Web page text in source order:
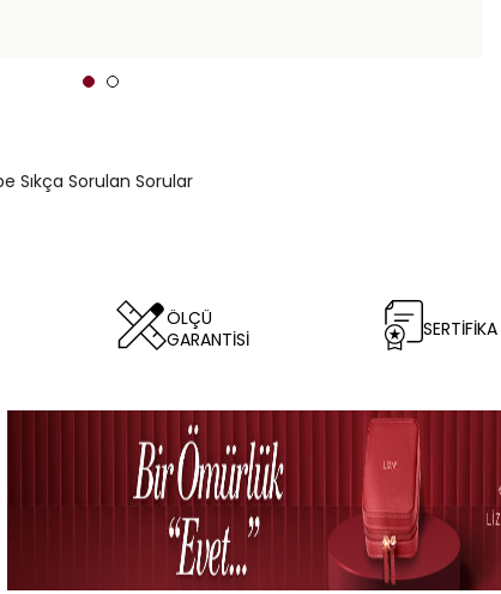
Sıkça Sorulan Sorular
ÖLÇÜ
GARANTİSİ
SERTİFİKA